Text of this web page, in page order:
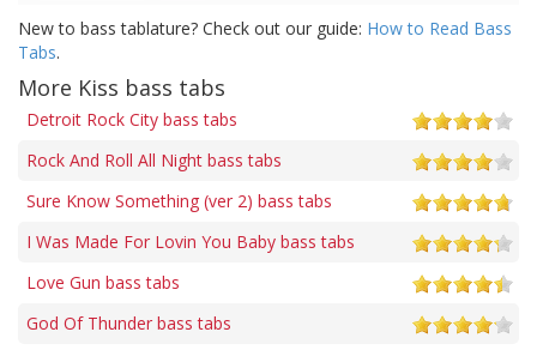
New to bass tablature? Check out our guide: How to Read Bass
Tabs.
More Kiss bass tabs
Detroit Rock City bass tabs
Rock And Roll All Night bass tabs
Sure Know Something (ver 2) bass tabs
I Was Made For Lovin You Baby bass tabs
Love Gun bass tabs
God Of Thunder bass tabs